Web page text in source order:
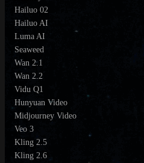
Hailuo 02
Hailuo AI
Luma AI
Seaweed
Wan 2.1
Wan 2.2
Vidu Q1
Hunyuan Video
Midjourney Video
Veo 3
Kling 2.5
Kling 2.6